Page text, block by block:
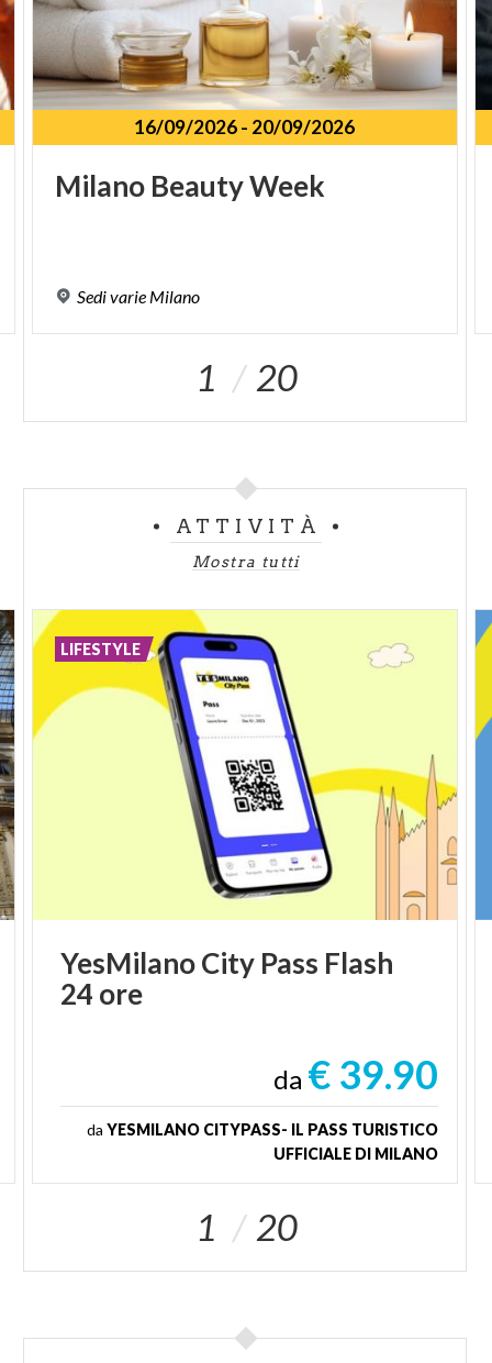
16/09/2026- 20/09/2026
Milano BeautyWeek
Sedivarie Milano
1 20
ATTIVITÀ
Mostra tutti
YesMilanoCity Pass Flash
24 ore
da € 39.90
da YESMILANO CITYPASS- IL PASS TURISTICO
UFFICIALE DI MILANO
LIFESTYLE
1 20